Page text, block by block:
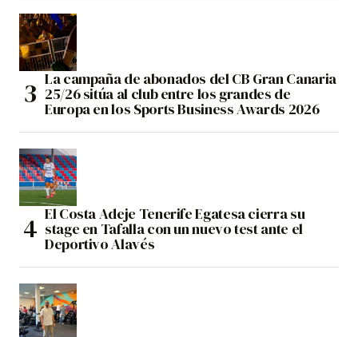
La campaña de abonados del CB Gran Canaria
25/26 sitúa al club entre los grandes de
Europa en los Sports Business Awards 2026
El Costa Adeje Tenerife Egatesa cierra su
stage en Tafalla con un nuevo test ante el
Deportivo Alavés